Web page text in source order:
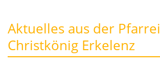
Aktuelles aus der Pfarrei
Christkönig Erkelenz